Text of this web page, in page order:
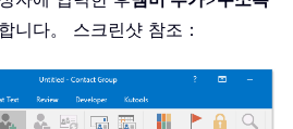
니다。 스크린샷 참조：